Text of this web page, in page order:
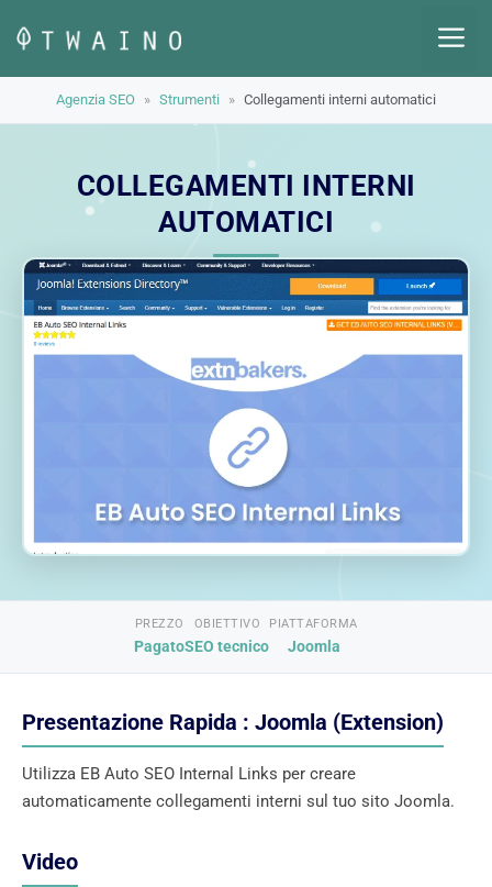
contenuto
Agenzia SEO » Strumenti » Collegamenti interni automatici
COLLEGAMENTI INTERNI
AUTOMATICI
PREZZO
Pagato
OBIETTIVO
SEO tecnico
PIATTAFORMA
Joomla
Presentazione Rapida : Joomla (Extension)
Utilizza EB Auto SEO Internal Links per creare
automaticamente collegamenti interni sul tuo sito Joomla.
Video